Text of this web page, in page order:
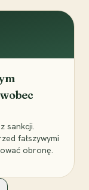
sankcji.
fałszywymi
obronę.